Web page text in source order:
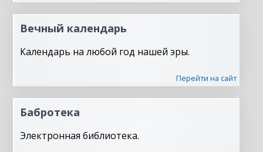
Вечный календарь
Календарь на любой год нашей эры.
Перейти на сайт
Бабротека
Электронная библиотека.